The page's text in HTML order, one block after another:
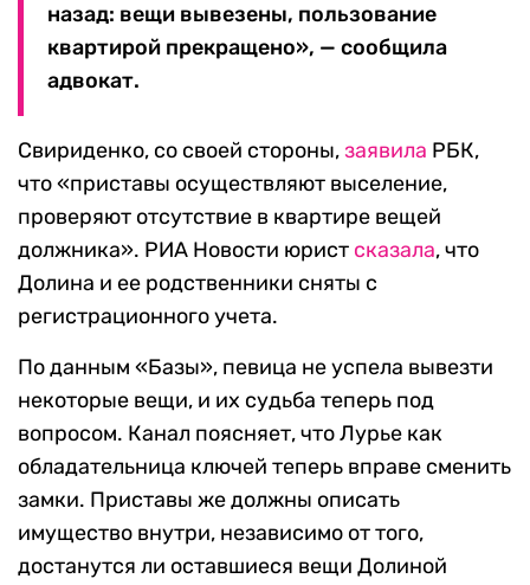
назад: вещи вывезены, пользование
квартирой прекращено», — сообщила
адвокат.
Свириденко, со своей стороны,заявила РБК,
что «приставы осуществляют выселение,
проверяют отсутствие в квартире вещей
должника». РИА Новости юрист сказала, что
Долина и ее родственники сняты с
регистрационного учета.
По данным «Базы», певица не успела вывезти
некоторые вещи, и их судьба теперь под
вопросом. Канал поясняет, что Лурье как
обладательница ключей теперь вправе сменить
замки. Приставы же должны описать
имущество внутри, независимо от того,
достанутся ли оставшиеся вещи Долиной